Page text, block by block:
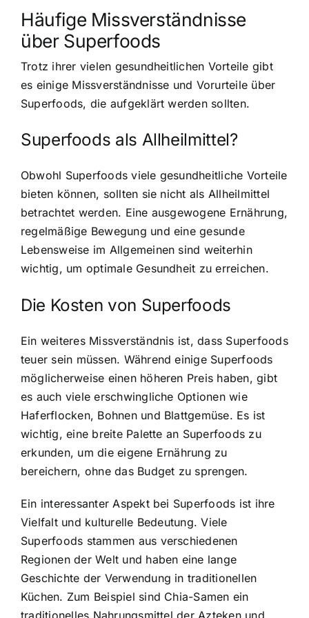
Häufige Missverständnisse
über Superfoods
Trotz ihrer vielen gesundheitlichen Vorteile gibt
es einige Missverständnisse und Vorurteile über
Superfoods, die aufgeklärt werden sollten.
Superfoods als Allheilmittel?
Obwohl Superfoods viele gesundheitliche Vorteile
bieten können, sollten sie nicht als Allheilmittel
betrachtet werden. Eine ausgewogene Ernährung,
regelmäßige Bewegung und eine gesunde
Lebensweise im Allgemeinen sind weiterhin
wichtig, um optimale Gesundheit zu erreichen.
Die Kosten von Superfoods
Ein weiteres Missverständnis ist, dass Superfoods
teuer sein müssen. Während einige Superfoods
möglicherweise einen höheren Preis haben, gibt
es auch viele erschwingliche Optionen wie
Haferflocken, Bohnen und Blattgemüse. Es ist
wichtig, eine breite Palette an Superfoods zu
erkunden, um die eigene Ernährung zu
bereichern, ohne das Budget zu sprengen.
Ein interessanter Aspekt bei Superfoods ist ihre
Vielfalt und kulturelle Bedeutung. Viele
Superfoods stammen aus verschiedenen
Regionen der Welt und haben eine lange
Geschichte der Verwendung in traditionellen
Küchen. Zum Beispiel sind Chia-Samen ein
traditionelles Nahrungsmittel der Azteken und